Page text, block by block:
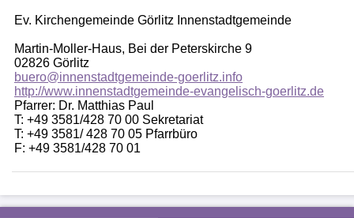
Ev. Kirchengemeinde Görlitz Innenstadtgemeinde
Martin-Moller-Haus, Bei der Peterskirche 9
02826 Görlitz
buero@innenstadtgemeinde-goerlitz.info
http://www.innenstadtgemeinde-evangelisch-goerlitz.de
Pfarrer: Dr. Matthias Paul
T: +49 3581/428 70 00 Sekretariat
T: +49 3581/ 428 70 05 Pfarrbüro
F: +49 3581/428 70 01